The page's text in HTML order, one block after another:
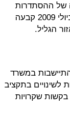
של ההסתדרות
הציונית העולמית, ומתחילתה עסקה ביישוב יהודים בשטחי יו"ש. ביולי 2009 קבעה
הגליל.
החטיבה להתיישבות במשרד
בתקציב
שקרויות